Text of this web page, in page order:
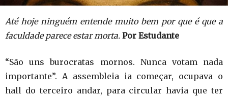
Até hoje ninguém entende muito bem por que é que a
faculdade parece estar morta. Por Estudante
“São uns burocratas mornos. Nunca votam nada
importante”. A assembleia ia começar, ocupava o
hall do terceiro andar, para circular havia que ter